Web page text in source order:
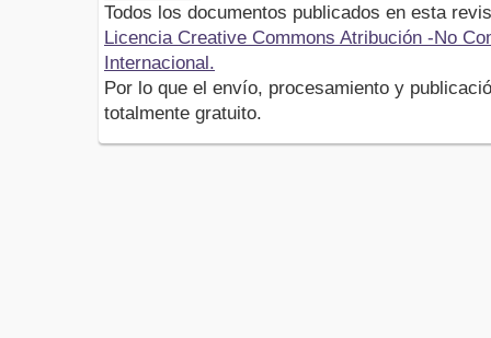
Todos los documentos publicados en esta
Licencia Creative Commons Atribución -No
Internacional.
Por lo que el envío, procesamiento y
totalmente gratuito.